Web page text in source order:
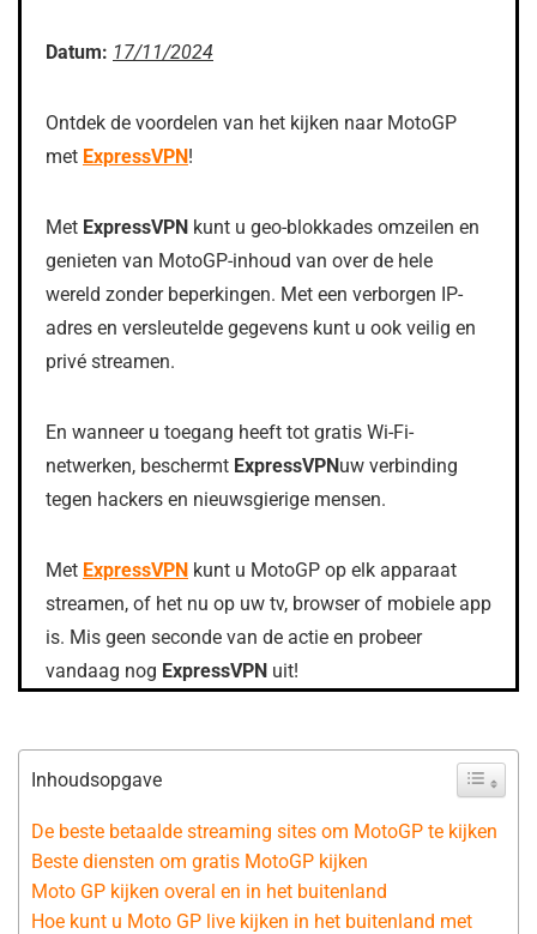
Datum: 17/11/2024
Ontdek de voordelen van het kijken naar MotoGP
met ExpressVPN!
Met ExpressVPN kunt u geo-blokkades omzeilen en
genieten van MotoGP-inhoud van over de hele
wereld zonder beperkingen. Met een verborgen IP-
adres en versleutelde gegevens kunt u ook veilig en
privé streamen.
En wanneer u toegang heeft tot gratis Wi-Fi-
netwerken, beschermt ExpressVPNuw verbinding
tegen hackers en nieuwsgierige mensen.
Met ExpressVPN kunt u MotoGP op elk apparaat
streamen, of het nu op uw tv, browser of mobiele app
is. Mis geen seconde van de actie en probeer
vandaag nog ExpressVPN uit!
Inhoudsopgave
De beste betaalde streaming sites om MotoGP te kijken
Beste diensten om gratis MotoGP kijken
Moto GP kijken overal en in het buitenland
Hoe kunt u Moto GP live kijken in het buitenland met